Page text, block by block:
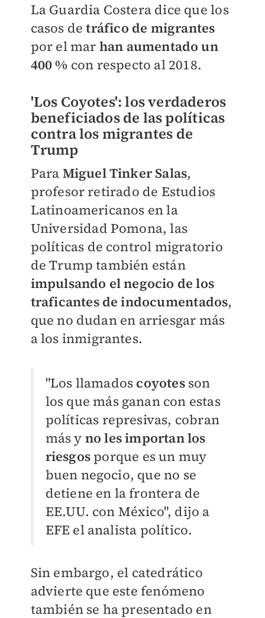
La Guardia Costera dice que los
casos detráfico de migrantes
por el mar han aumentado un
400 % con respecto al 2018.
'Los Coyotes': los verdaderos
beneficiados de las políticas
contra los migrantes de
Trump
Para Miguel Tinker Salas,
profesor retirado de Estudios
Latinoamericanos en la
Universidad Pomona, las
políticas de control migratorio
de Trump también están
impulsando el negocio de los
traficantes de indocumentados,
que no dudan en arriesgar más
a los inmigrantes.
"Los llamados coyotes son
los que más ganan con estas
políticas represivas, cobran
más y no les importan los
riesgos porque es un muy
buen negocio, que no se
detiene en la frontera de
EE.UU. con México", dijo a
EFE el analista político.
Sin embargo, el catedrático
advierte que este fenómeno
también se ha presentado en